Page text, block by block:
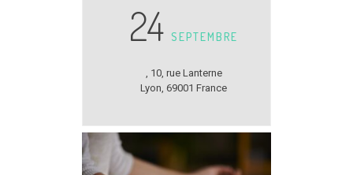
24 SEPTEMBRE
, 10, rue Lanterne
Lyon, 69001 France